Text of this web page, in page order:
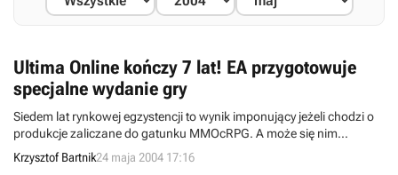
Ultima Online kończy 7 lat! EA przygotowuje
specjalne wydanie gry
Siedem lat rynkowej egzystencji to wynik imponujący jeżeli chodzi o
produkcje zaliczane do gatunku MMOcRPG. A może się nim
pochwalić tylko jedna seria: Ultima Online, która przez miesiące
ewoluowała do obecnej formy i która będzie ewoluować dalej, gdyż
Krzysztof Bartnik24 maja 2004 17:16